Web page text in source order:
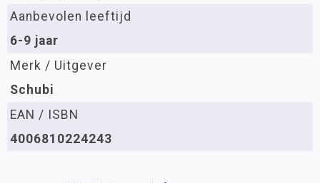
Aanbevolen leeftijd
6-9 jaar
Merk / Uitgever
Schubi
EAN / ISBN
4006810224243